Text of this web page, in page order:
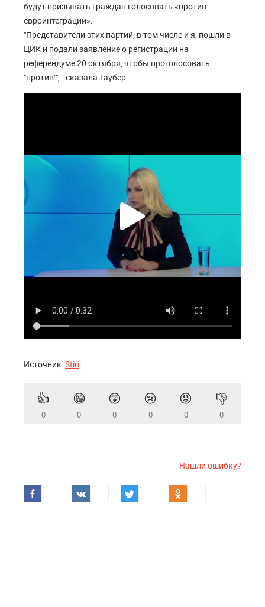
будут призывать граждан голосовать «против
евроинтеграции».
"Представители этих партий, в том числе и я, пошли в
ЦИК и подали заявление о регистрации на
референдуме 20 октября, чтобы проголосовать
"против"", - сказала Таубер.
Источник:Stiri
👍
0
😁
0
😲
0
😢
0
😡
0
👎
0
Нашли ошибку?